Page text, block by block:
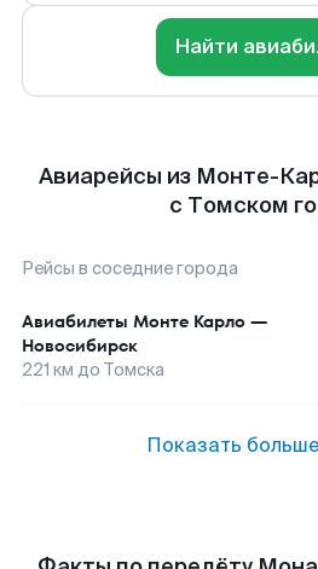
Найти
Авиарейсы из Монте-
с Томском
Рейсы в соседние города
Авиабилеты Монте Карло —
Новосибирск
221 км до Томска
Показать